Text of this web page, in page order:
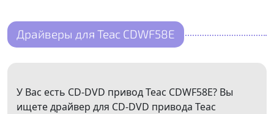
Драйверы для Teac CDWF58E
У Вас есть CD-DVD привод Teac CDWF58E? Вы
ищете драйвер для CD-DVD привода Teac